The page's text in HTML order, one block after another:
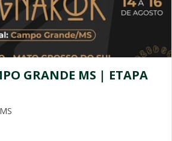
GRANDE MS | ETAPA
MS